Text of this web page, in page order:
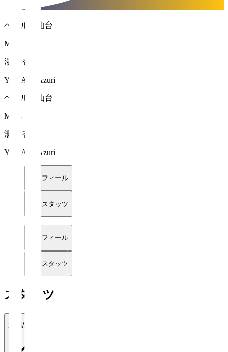
ベガルタ仙台
MF 4
湯谷 杏吏
YUTANI Azuri
ベガルタ仙台
MF 4
湯谷 杏吏
YUTANI Azuri
プロフィール
詳細スタッツ
プロフィール
詳細スタッツ
スタッツ
2026/27